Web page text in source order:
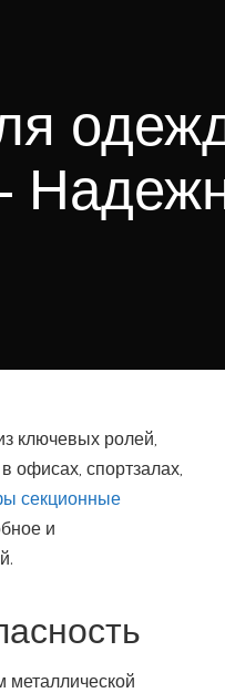
ключевых ролей,
офисах, спортзалах,
секционные
и
металлической